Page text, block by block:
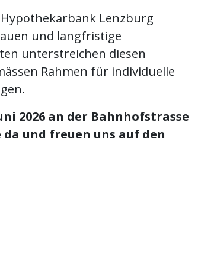
Lenzburg
und langfristige
unterstreichen diesen
Rahmen für individuelle
2026 an der Bahnhofstrasse
und freuen uns auf den